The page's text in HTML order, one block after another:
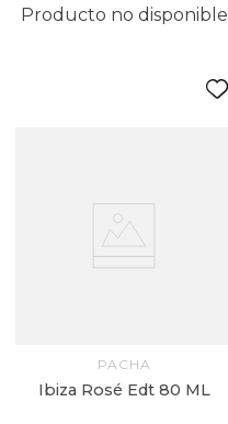
Producto no disponible
PACHA
Ibiza Rosé Edt 80 ML